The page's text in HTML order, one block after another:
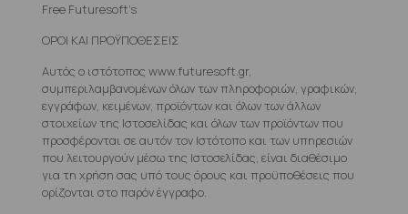
Free Futuresoft’s
ΟΡΟΙ ΚΑΙ ΠΡΟΫΠΟΘΕΣΕΙΣ
Αυτός ο ιστότοπος www.futuresoft.gr,
συμπεριλαμβανομένων όλων των πληροφοριών, γραφικών,
εγγράφων, κειμένων, προϊόντων και όλων των άλλων
στοιχείων της Ιστοσελίδας και όλων των προϊόντων που
προσφέρονται σε αυτόν τον Ιστότοπο και των υπηρεσιών
που λειτουργούν μέσω της Ιστοσελίδας, είναι διαθέσιμο
για τη χρήση σας υπό τους όρους και προϋποθέσεις που
ορίζονται στο παρόν έγγραφο.